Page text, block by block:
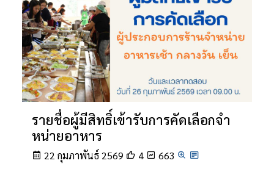
รายชื่อผู้มีสิทธิ์เข้ารับการคัดเลือกจํา
หน่ายอาหาร
22 กุมภาพันธ์ 2569 4 663